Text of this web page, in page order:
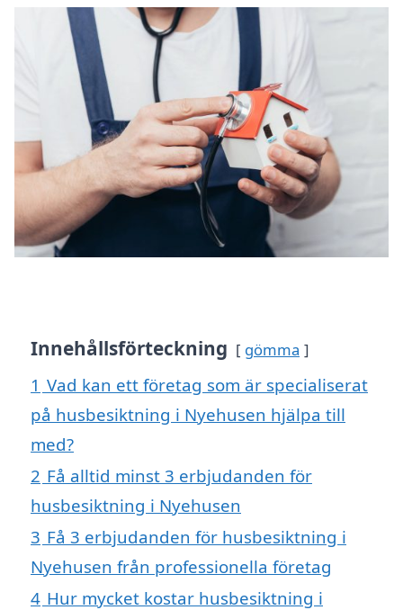
Innehållsförteckning gömma
1 Vad kan ett företag som är specialiserat
på husbesiktning i Nyehusen hjälpa till
med?
2 Få alltid minst 3 erbjudanden för
husbesiktning i Nyehusen
3 Få 3 erbjudanden för husbesiktning i
Nyehusen från professionella företag
4 Hur mycket kostar husbesiktning i